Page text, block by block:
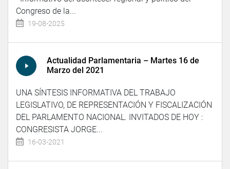
Congreso de la...
19-08-2025
Actualidad Parlamentaria – Martes 16 de
Marzo del 2021
UNA SÍNTESIS INFORMATIVA DEL TRABAJO
LEGISLATIVO, DE REPRESENTACIÓN Y FISCALIZACIÓN
DEL PARLAMENTO NACIONAL. INVITADOS DE HOY :
CONGRESISTA JORGE...
16-03-2021